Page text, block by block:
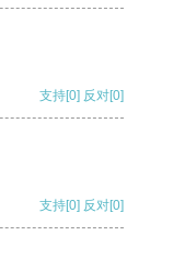
支持[0] 反对[0]
支持[0] 反对[0]